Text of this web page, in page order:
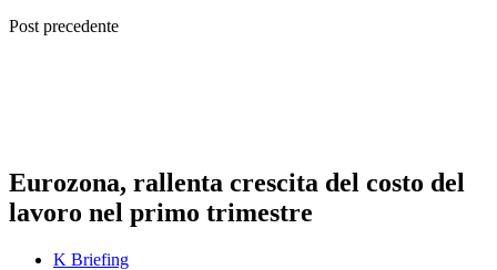
Post precedente
Eurozona, rallenta crescita del costo del
lavoro nel primo trimestre
K Briefing